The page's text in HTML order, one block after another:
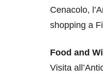
Cenacolo,
shopping a
Food and
Visita